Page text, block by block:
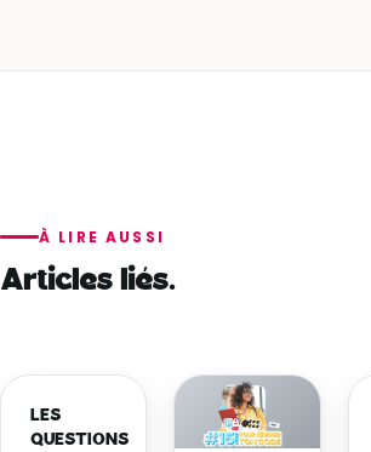
À LIRE AUSSI
Articles liés.
LES
QUESTIONS